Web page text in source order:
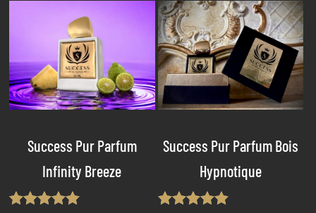
Varianten
auf.
Die
Optionen
können
auf
Produktseite
Success Pur Parfum
Infinity Breeze
Success Pur Parfum Bois
Hypnotique